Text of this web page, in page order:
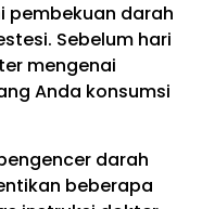
pembekuan darah
Sebelum hari
mengenai
Anda konsumsi
darah
beberapa